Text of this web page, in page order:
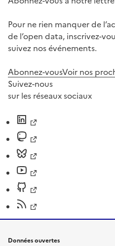
Pour ne rien manquer de
de l’open data, inscrivez-
suivez nos événements.
Abonnez-vousVoir nos
Suivez-nous
sur les réseaux sociaux
Données ouvertes